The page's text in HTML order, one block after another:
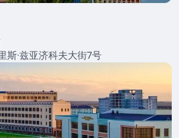
斯·兹亚济科夫大街7号